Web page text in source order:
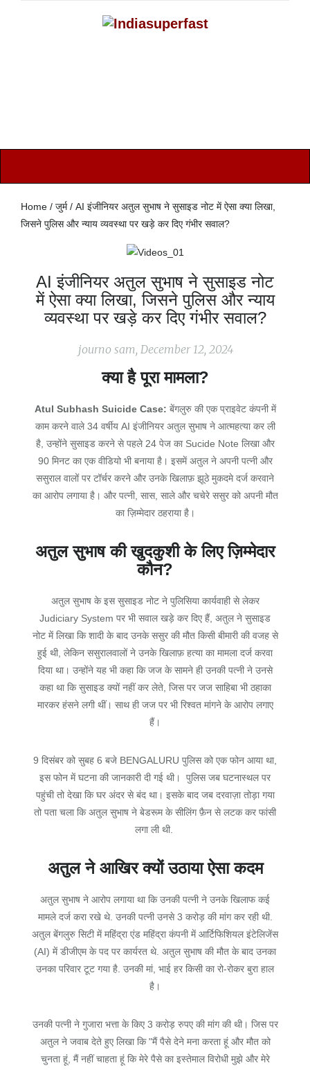
Home / जुर्म / AI इंजीनियर अतुल सुभाष ने सुसाइड नोट में ऐसा क्या लिखा,
जिसने पुलिस और न्याय व्यवस्था पर खड़े कर दिए गंभीर सवाल?
AI इंजीनियर अतुल सुभाष ने सुसाइड नोट
में ऐसा क्या लिखा, जिसने पुलिस और न्याय
व्यवस्था पर खड़े कर दिए गंभीर सवाल?
journo sam, December 12, 2024
क्या है पूरा मामला?
Atul Subhash Suicide Case: बेंगलुरु की एक प्राइवेट कंपनी में
काम करने वाले 34 वर्षीय AI इंजीनियर अतुल सुभाष ने आत्महत्या कर ली
है, उन्होंने सुसाइड करने से पहले 24 पेज का Sucide Note लिखा और
90 मिनट का एक वीडियो भी बनाया है। इसमें अतुल ने अपनी पत्नी और
ससुराल वालों पर टॉर्चर करने और उनके खिलाफ़ झूठे मुकदमे दर्ज करवाने
का आरोप लगाया है। और पत्नी, सास, साले और चचेरे ससुर को अपनी मौत
का ज़िम्मेदार ठहराया है।
अतुल सुभाष की खुदकुशी के लिए ज़िम्मेदार
कौन?
अतुल सुभाष के इस सुसाइड नोट ने पुलिसिया कार्यवाही से लेकर
Judiciary System पर भी सवाल खड़े कर दिए हैं, अतुल ने सुसाइड
नोट में लिखा कि शादी के बाद उनके ससुर की मौत किसी बीमारी की वजह से
हुई थी, लेकिन ससुरालवालों ने उनके खिलाफ़ हत्या का मामला दर्ज करवा
दिया था। उन्होंने यह भी कहा कि जज के सामने ही उनकी पत्नी ने उनसे
कहा था कि सुसाइड क्यों नहीं कर लेते, जिस पर जज साहिबा भी ठहाका
मारकर हंसने लगी थीं। साथ ही जज पर भी रिश्वत मांगने के आरोप लगाए
हैं।
9 दिसंबर को सुबह 6 बजे BENGALURU पुलिस को एक फोन आया था,
इस फोन में घटना की जानकारी दी गई थी। पुलिस जब घटनास्थल पर
पहुंची तो देखा कि घर अंदर से बंद था। इसके बाद जब दरवाज़ा तोड़ा गया
तो पता चला कि अतुल सुभाष ने बेडरूम के सीलिंग फ़ैन से लटक कर फांसी
लगा ली थी.
अतुल ने आखिर क्यों उठाया ऐसा कदम
अतुल सुभाष ने आरोप लगाया था कि उनकी पत्नी ने उनके खिलाफ कई
मामले दर्ज करा रखे थे. उनकी पत्नी उनसे 3 करोड़ की मांग कर रही थी.
अतुल बेंगलुरु सिटी में महिंद्रा एंड महिंद्रा कंपनी में आर्टिफिशियल इंटेलिजेंस
(AI) में डीजीएम के पद पर कार्यरत थे. अतुल सुभाष की मौत के बाद उनका
उनका परिवार टूट गया है. उनकी मां, भाई हर किसी का रो-रोकर बुरा हाल
है।
उनकी पत्नी ने गुजारा भत्ता के किए 3 करोड़ रुपए की मांग की थी। जिस पर
अतुल ने जवाब देते हुए लिखा कि "मैं पैसे देने मना करता हूं और मौत को
चुनता हूं, मैं नहीं चाहता हूं कि मेरे पैसे का इस्तेमाल विरोधी मुझे और मेरे